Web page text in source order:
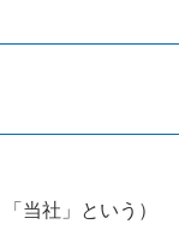
当社」という）